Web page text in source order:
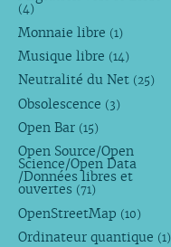
(4)
Monnaie libre (1)
Musique libre (14)
Neutralité du Net (25)
Obsolescence (3)
Open Bar (15)
Open Source/Open
Science/Open Data
/Données libres et
ouvertes (71)
OpenStreetMap (10)
Ordinateur quantique (1)